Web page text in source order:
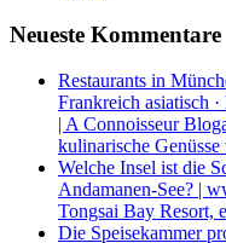
Neueste Kommentare
Restaurants in
Frankreich asiatisch
| A Connoisseur
kulinarische
Welche Insel ist die
Andamanen-See? |
Tongsai Bay Resort,
Die Speisekammer